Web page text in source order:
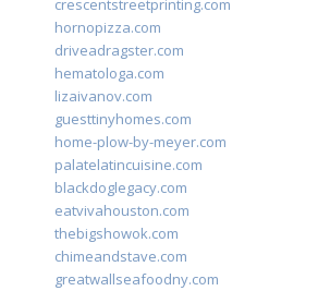
crescentstreetprinting.com
hornopizza.com
driveadragster.com
hematologa.com
lizaivanov.com
guesttinyhomes.com
home-plow-by-meyer.com
palatelatincuisine.com
blackdoglegacy.com
eatvivahouston.com
thebigshowok.com
chimeandstave.com
greatwallseafoodny.com